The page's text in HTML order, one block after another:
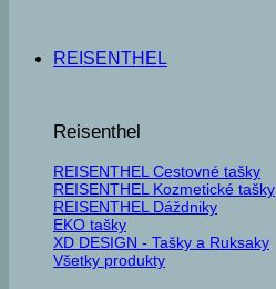
REISENTHEL
Reisenthel
REISENTHEL Cestovné tašky
REISENTHEL Kozmetické tašky
REISENTHEL Dáždniky
EKO tašky
XD DESIGN - Tašky a Ruksaky
Všetky produkty